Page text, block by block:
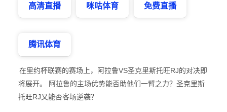
高清直播 咪咕体育 免费直播
腾讯体育
在里约杯联赛的赛场上，阿拉鲁VS圣克里斯托旺RJ的对决即
将展开。 阿拉鲁的主场优势能否助他们一臂之力？圣克里斯
托旺RJ又能否客场逆袭？